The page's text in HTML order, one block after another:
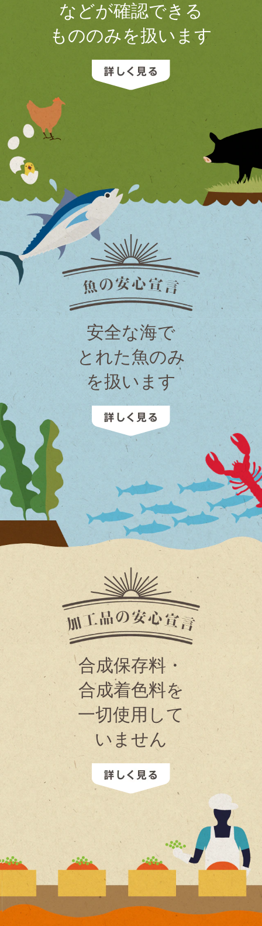
などが確認できる
もののみを扱います
安全な海で
とれた魚のみ
を扱います
合成保存料・
合成着色料を
一切使用して
いません